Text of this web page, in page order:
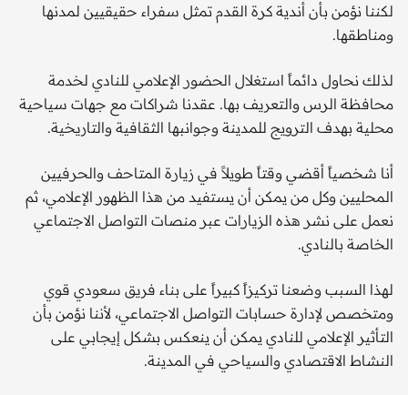
لكننا نؤمن بأن أندية كرة القدم تمثل سفراء حقيقيين لمدنها
ومناطقها.
لذلك نحاول دائماً استغلال الحضور الإعلامي للنادي لخدمة
محافظة الرس والتعريف بها. عقدنا شراكات مع جهات سياحية
محلية بهدف الترويج للمدينة وجوانبها الثقافية والتاريخية.
أنا شخصياً أقضي وقتاً طويلاً في زيارة المتاحف والحرفيين
المحليين وكل من يمكن أن يستفيد من هذا الظهور الإعلامي، ثم
نعمل على نشر هذه الزيارات عبر منصات التواصل الاجتماعي
الخاصة بالنادي.
لهذا السبب وضعنا تركيزاً كبيراً على بناء فريق سعودي قوي
ومتخصص لإدارة حسابات التواصل الاجتماعي، لأننا نؤمن بأن
التأثير الإعلامي للنادي يمكن أن ينعكس بشكل إيجابي على
النشاط الاقتصادي والسياحي في المدينة.